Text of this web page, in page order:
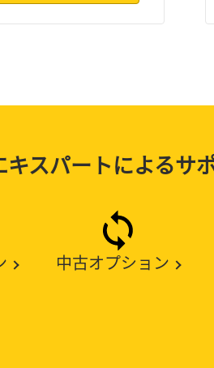
スパートによるサ
中古オプション